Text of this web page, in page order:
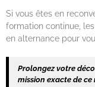
Si vous êtes en
formation continue,
en alternance pour
Prolongez votre
mission exacte de